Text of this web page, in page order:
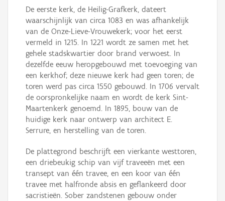
De eerste kerk, de Heilig-Grafkerk, dateert
waarschijnlijk van circa 1083 en was afhankelijk
van de Onze-Lieve-Vrouwekerk; voor het eerst
vermeld in 1215. In 1221 wordt ze samen met het
gehele stadskwartier door brand verwoest. In
dezelfde eeuw heropgebouwd met toevoeging van
een kerkhof; deze nieuwe kerk had geen toren; de
toren werd pas circa 1550 gebouwd. In 1706 vervalt
de oorspronkelijke naam en wordt de kerk Sint-
Maartenkerk genoemd. In 1895, bouw van de
huidige kerk naar ontwerp van architect E.
Serrure, en herstelling van de toren.
De plattegrond beschrijft een vierkante westtoren,
een driebeukig schip van vijf traveeën met een
transept van één travee, en een koor van één
travee met halfronde absis en geflankeerd door
sacristieën. Sober zandstenen gebouw onder